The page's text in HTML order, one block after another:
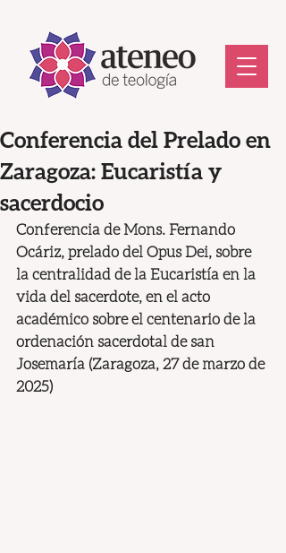
Conferencia del Prelado en
Zaragoza: Eucaristía y
sacerdocio
Conferencia de Mons. Fernando
Ocáriz, prelado del Opus Dei, sobre
la centralidad de la Eucaristía en la
vida del sacerdote, en el acto
académico sobre el centenario de la
ordenación sacerdotal de san
Josemaría (Zaragoza, 27 de marzo de
2025)